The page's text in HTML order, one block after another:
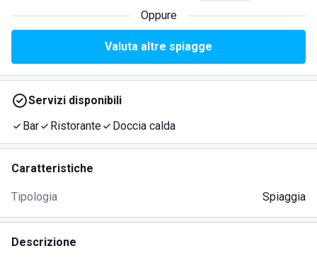
Oppure
Valuta altre spiagge
Servizi disponibili
Bar
Ristorante Doccia calda
Caratteristiche
Tipologia Spiaggia
Descrizione